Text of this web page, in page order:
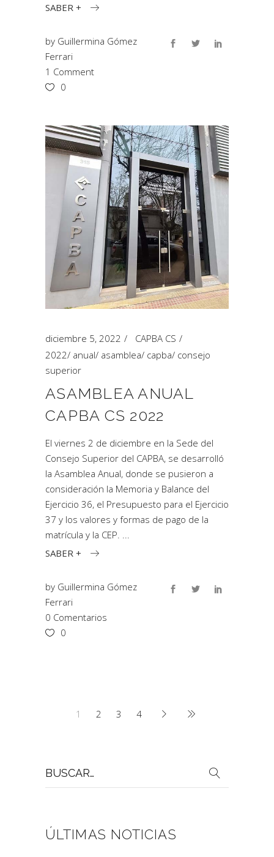
SABER +
by Guillermina Gómez
Ferrari
1 Comment
0
diciembre 5, 2022
CAPBA CS
2022/ anual/ asamblea/ capba/ consejo
superior
ASAMBLEA ANUAL
CAPBA CS 2022
El viernes 2 de diciembre en la Sede del
Consejo Superior del CAPBA, se desarrolló
la Asamblea Anual, donde se pusieron a
consideración la Memoria y Balance del
Ejercicio 36, el Presupuesto para el Ejercicio
37 y los valores y formas de pago de la
matrícula y la CEP.
SABER +
by Guillermina Gómez
Ferrari
0 Comentarios
0
1 2 3 4
por:
ÚLTIMAS NOTICIAS